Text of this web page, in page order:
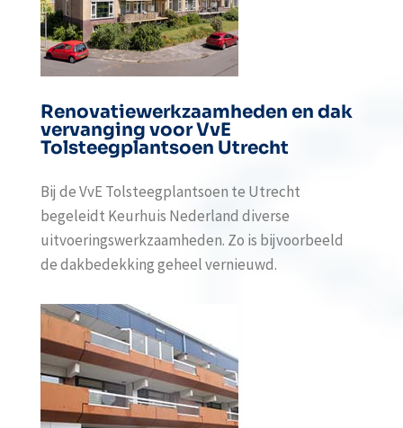
Renovatiewerkzaamheden en dak
vervanging voor VvE
Tolsteegplantsoen Utrecht
Bij de VvE Tolsteegplantsoen te Utrecht
begeleidt Keurhuis Nederland diverse
uitvoeringswerkzaamheden. Zo is bijvoorbeeld
de dakbedekking geheel vernieuwd.